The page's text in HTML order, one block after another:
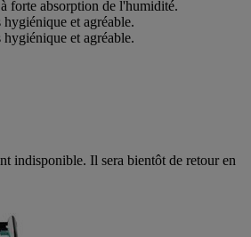
forte absorption de l'humidité.
hygiénique et agréable.
hygiénique et agréable.
indisponible. Il sera bientôt de retour en